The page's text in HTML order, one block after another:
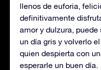
llenos de euforia,
definitivamente
amor y dulzura,
un día gris y volverlo
quien despierta con
esperarle un buen día.